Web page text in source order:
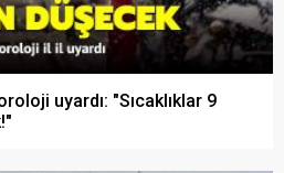
uyardı: "Sıcaklıklar 9